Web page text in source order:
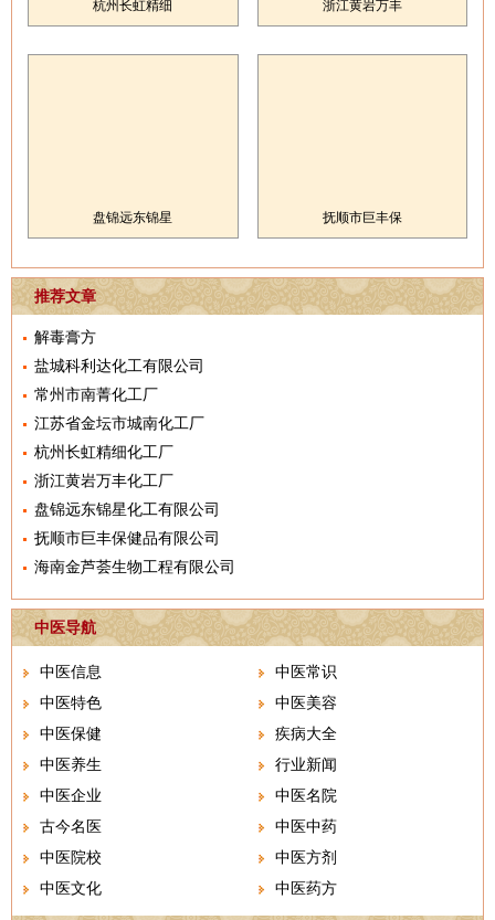
杭州长虹精细 浙江黄岩万丰
盘锦远东锦星 抚顺市巨丰保
推荐文章
解毒膏方
盐城科利达化工有限公司
常州市南菁化工厂
江苏省金坛市城南化工厂
杭州长虹精细化工厂
浙江黄岩万丰化工厂
盘锦远东锦星化工有限公司
抚顺市巨丰保健品有限公司
海南金芦荟生物工程有限公司
中医导航
中医信息
中医常识
中医特色
中医美容
中医保健
疾病大全
中医养生
行业新闻
中医企业
中医名院
古今名医
中医中药
中医院校
中医方剂
中医文化
中医药方